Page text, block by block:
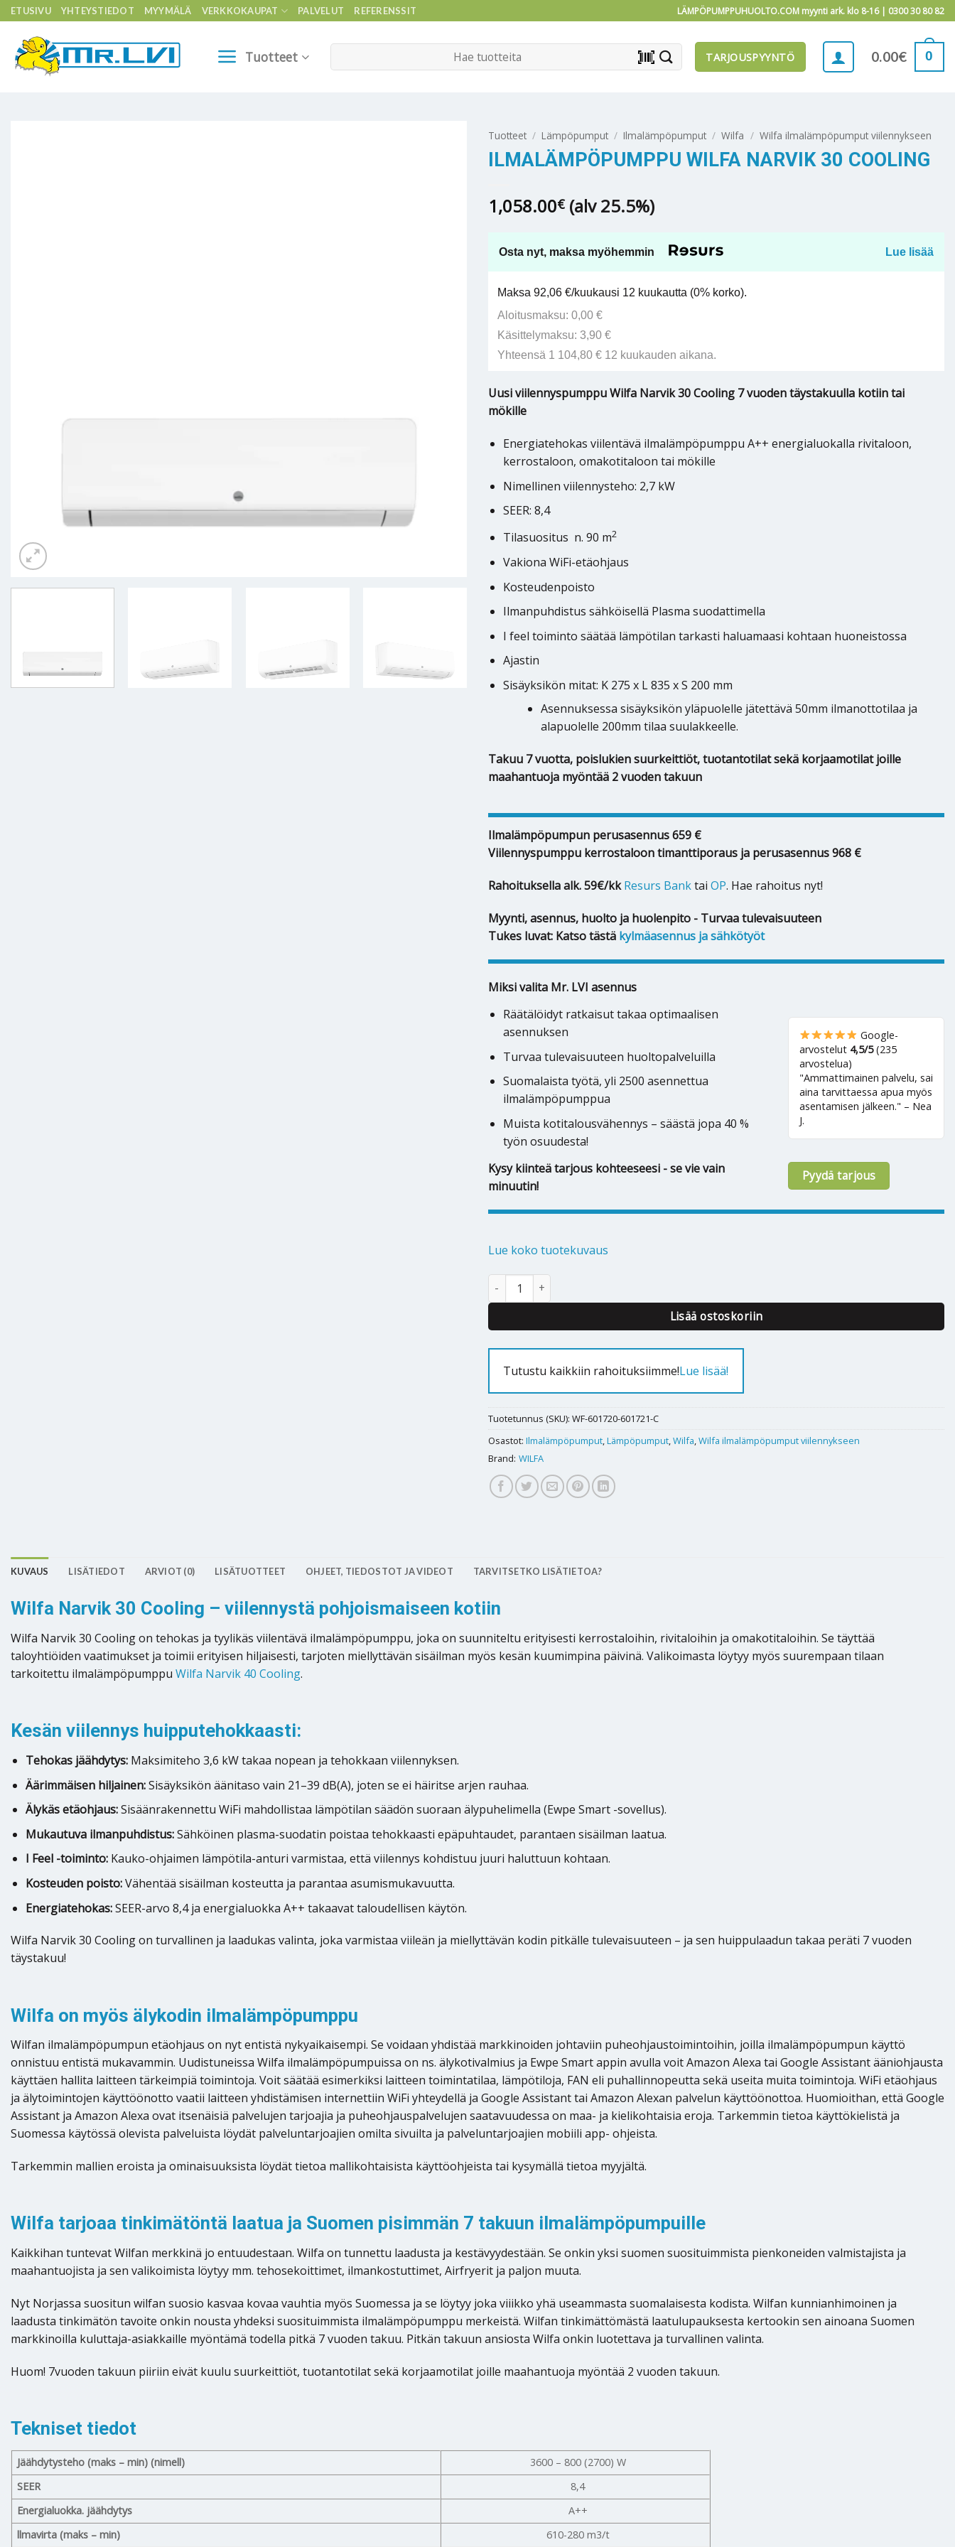
Skip
to
content
ETUSIVU YHTEYSTIEDOT MYYMÄLÄ VERKKOKAUPAT PALVELUT REFERENSSIT LÄMPÖPUMPPUHUOLTO.COM myynti ark. klo 8-16 | 0300 30 80 82
Tuotteet barcode_scanner TARJOUSPYYNTÖ 0.00€ 0
Tuotteet / Lämpöpumput / Ilmalämpöpumput / Wilfa / Wilfa ilmalämpöpumput viilennykseen
ILMALÄMPÖPUMPPU WILFA NARVIK 30 COOLING
1,058.00€ (alv 25.5%)
Osta nyt, maksa myöhemmin Lue lisää
Maksa 92,06 €/kuukausi 12 kuukautta (0% korko).
Aloitusmaksu: 0,00 €
Käsittelymaksu: 3,90 €
Yhteensä 1 104,80 € 12 kuukauden aikana.
Uusi viilennyspumppu Wilfa Narvik 30 Cooling 7 vuoden täystakuulla kotiin tai
mökille
Energiatehokas viilentävä ilmalämpöpumppu A++ energialuokalla rivitaloon,
kerrostaloon, omakotitaloon tai mökille
Nimellinen viilennysteho: 2,7 kW
SEER: 8,4
Tilasuositus n. 90 m2
Vakiona WiFi-etäohjaus
Kosteudenpoisto
Ilmanpuhdistus sähköisellä Plasma suodattimella
I feel toiminto säätää lämpötilan tarkasti haluamaasi kohtaan huoneistossa
Ajastin
Sisäyksikön mitat: K 275 x L 835 x S 200 mm
Asennuksessa sisäyksikön yläpuolelle jätettävä 50mm ilmanottotilaa ja
alapuolelle 200mm tilaa suulakkeelle.
Takuu 7 vuotta, poislukien suurkeittiöt, tuotantotilat sekä korjaamotilat joille
maahantuoja myöntää 2 vuoden takuun
Ilmalämpöpumpun perusasennus 659 €
Viilennyspumppu kerrostaloon timanttiporaus ja perusasennus 968 €
Rahoituksella alk. 59€/kk Resurs Banktai OP. Hae rahoitus nyt!
Myynti, asennus, huolto ja huolenpito - Turvaa tulevaisuuteen
Tukes luvat: Katso tästä kylmäasennus ja sähkötyöt
Miksi valita Mr. LVI asennus
Räätälöidyt ratkaisut takaa optimaalisen
asennuksen
Turvaa tulevaisuuteen huoltopalveluilla
Suomalaista työtä, yli 2500 asennettua
ilmalämpöpumppua
Muista kotitalousvähennys – säästä jopa 40 %
työn osuudesta!
Kysy kiinteä tarjous kohteeseesi - se vie vain
minuutin!
Google-
arvostelut 4,5/5(235
arvostelua)
"Ammattimainen palvelu, sai
aina tarvittaessa apua myös
asentamisen jälkeen." – Nea
J.
Pyydä tarjous
Lue koko tuotekuvaus
Ilmalämpöpumppu Wilfa Narvik 30 Cooling määrä
Lisää ostoskoriin
Alternative:
Tutustu kaikkiin rahoituksiimme!Lue lisää!
Tuotetunnus (SKU): WF-601720-601721-C
Osastot: Ilmalämpöpumput,Lämpöpumput,Wilfa,Wilfa ilmalämpöpumput viilennykseen
Brand: WILFA
KUVAUS LISÄTIEDOT ARVIOT (0) LISÄTUOTTEET OHJEET, TIEDOSTOT JA VIDEOT TARVITSETKO LISÄTIETOA?
Wilfa Narvik 30 Cooling – viilennystä pohjoismaiseen kotiin
Wilfa Narvik 30 Cooling on tehokas ja tyylikäs viilentävä ilmalämpöpumppu, joka on suunniteltu erityisesti kerrostaloihin, rivitaloihin ja omakotitaloihin. Se täyttää
taloyhtiöiden vaatimukset ja toimii erityisen hiljaisesti, tarjoten miellyttävän sisäilman myös kesän kuumimpina päivinä. Valikoimasta löytyy myös suurempaan tilaan
tarkoitettu ilmalämpöpumppu Wilfa Narvik 40 Cooling.
Kesän viilennys huipputehokkaasti:
Tehokas jäähdytys:Maksimiteho 3,6 kW takaa nopean ja tehokkaan viilennyksen.
Äärimmäisen hiljainen:Sisäyksikön äänitaso vain 21–39 dB(A), joten se ei häiritse arjen rauhaa.
Älykäs etäohjaus:Sisäänrakennettu WiFi mahdollistaa lämpötilan säädön suoraan älypuhelimella (Ewpe Smart -sovellus).
Mukautuva ilmanpuhdistus:Sähköinen plasma-suodatin poistaa tehokkaasti epäpuhtaudet, parantaen sisäilman laatua.
I Feel -toiminto:Kauko-ohjaimen lämpötila-anturi varmistaa, että viilennys kohdistuu juuri haluttuun kohtaan.
Kosteuden poisto:Vähentää sisäilman kosteutta ja parantaa asumismukavuutta.
Energiatehokas:SEER-arvo 8,4 ja energialuokka A++ takaavat taloudellisen käytön.
Wilfa Narvik 30 Cooling on turvallinen ja laadukas valinta, joka varmistaa viileän ja miellyttävän kodin pitkälle tulevaisuuteen – ja sen huippulaadun takaa peräti 7 vuoden
täystakuu!
Wilfa on myös älykodin ilmalämpöpumppu
Wilfan ilmalämpöpumpun etäohjaus on nyt entistä nykyaikaisempi. Se voidaan yhdistää markkinoiden johtaviin puheohjaustoimintoihin, joilla ilmalämpöpumpun käyttö
onnistuu entistä mukavammin. Uudistuneissa Wilfa ilmalämpöpumpuissa on ns. älykotivalmius ja Ewpe Smart appin avulla voit Amazon Alexa tai Google Assistant ääniohjausta
käyttäen hallita laitteen tärkeimpiä toimintoja. Voit säätää esimerkiksi laitteen toimintatilaa, lämpötiloja, FAN eli puhallinnopeutta sekä useita muita toimintoja. WiFi etäohjaus
ja älytoimintojen käyttöönotto vaatii laitteen yhdistämisen internettiin WiFi yhteydellä ja Google Assistant tai Amazon Alexan palvelun käyttöönottoa. Huomioithan, että Google
Assistant ja Amazon Alexa ovat itsenäisiä palvelujen tarjoajia ja puheohjauspalvelujen saatavuudessa on maa- ja kielikohtaisia eroja. Tarkemmin tietoa käyttökielistä ja
Suomessa käytössä olevista palveluista löydät palveluntarjoajien omilta sivuilta ja palveluntarjoajien mobiili app- ohjeista.
Tarkemmin mallien eroista ja ominaisuuksista löydät tietoa mallikohtaisista käyttöohjeista tai kysymällä tietoa myyjältä.
Wilfa tarjoaa tinkimätöntä laatua ja Suomen pisimmän 7 takuun ilmalämpöpumpuille
Kaikkihan tuntevat Wilfan merkkinä jo entuudestaan. Wilfa on tunnettu laadusta ja kestävyydestään. Se onkin yksi suomen suosituimmista pienkoneiden valmistajista ja
maahantuojista ja sen valikoimista löytyy mm. tehosekoittimet, ilmankostuttimet, Airfryerit ja paljon muuta.
Nyt Norjassa suositun wilfan suosio kasvaa kovaa vauhtia myös Suomessa ja se löytyy joka viiikko yhä useammasta suomalaisesta kodista. Wilfan kunnianhimoinen ja
laadusta tinkimätön tavoite onkin nousta yhdeksi suosituimmista ilmalämpöpumppu merkeistä. Wilfan tinkimättömästä laatulupauksesta kertookin sen ainoana Suomen
markkinoilla kuluttaja-asiakkaille myöntämä todella pitkä 7 vuoden takuu. Pitkän takuun ansiosta Wilfa onkin luotettava ja turvallinen valinta.
Huom! 7vuoden takuun piiriin eivät kuulu suurkeittiöt, tuotantotilat sekä korjaamotilat joille maahantuoja myöntää 2 vuoden takuun.
Tekniset tiedot
Jäähdytysteho (maks – min) (nimell)
3600 – 800 (2700) W
SEER
8,4
Energialuokka. jäähdytys
A++
llmavirta (maks – min)
610-280 m3/t